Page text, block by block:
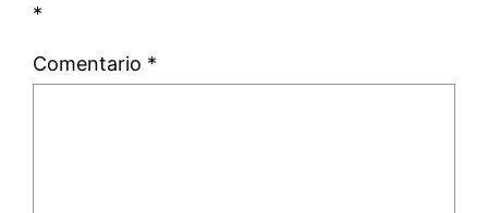
*
Comentario *